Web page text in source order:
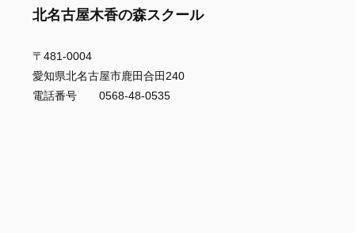
北名古屋木香の森スクール
〒481-0004
愛知県北名古屋市鹿田合田240
電話番号 0568-48-0535